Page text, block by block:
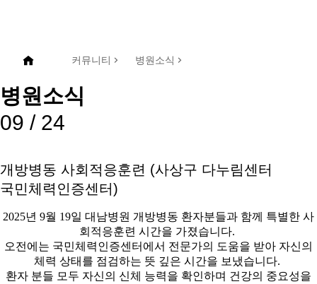
커뮤니티 병원소식
병원소식
09 / 24
개방병동 사회적응훈련 (사상구 다누림센터
국민체력인증센터)
2025년 9월 19일 대남병원 개방병동 환자분들과 함께 특별한 사
회적응훈련 시간을 가졌습니다.
오전에는 국민체력인증센터에서 전문가의 도움을 받아 자신의
체력 상태를 점검하는 뜻 깊은 시간을 보냈습니다.
환자 분들 모두 자신의 신체 능력을 확인하며 건강의 중요성을